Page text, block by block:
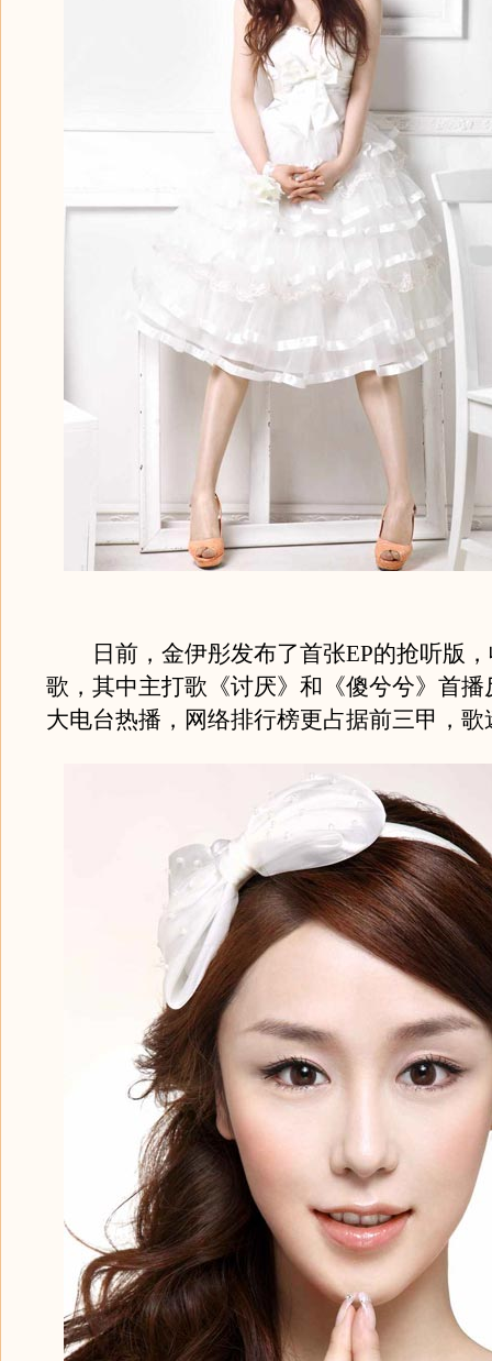
日前，金伊彤发布了首张EP的抢听版，
歌，其中主打歌《讨厌》和《傻兮兮》首播
大电台热播，网络排行榜更占据前三甲，歌